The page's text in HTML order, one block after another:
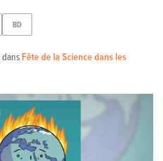
BD
dans Fête de la Science dans les